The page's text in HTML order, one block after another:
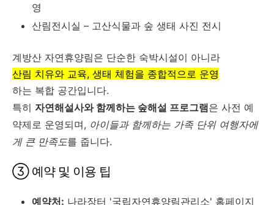
영
산림전시실 – 고산식물과 숲 생태 사진 전시
계방산 자연휴양림은 단순한 숙박시설이 아니라
산림 치유와 교육, 생태 체험을 종합적으로 운영
하는 복합 공간입니다.
특히 자연해설사와 함께하는 숲해설 프로그램은 사전 예
약제로 운영되며, 아이들과 함께하는 가족 단위 여행자에
게 큰 만족도를 줍니다.
③ 예약 및 이용 팁
예약처: 나라장터 '국립자연휴양림관리소' 홈페이지